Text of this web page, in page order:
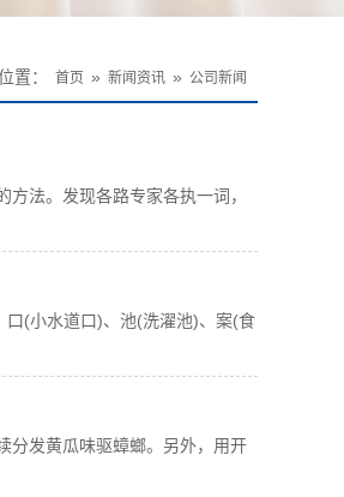
置： 首页 » 新闻资讯 » 公司新闻
法。发现各路专家各执一词，
口(小水道口)、池(洗濯池)、案(食
分发黄瓜味驱蟑螂。另外，用开